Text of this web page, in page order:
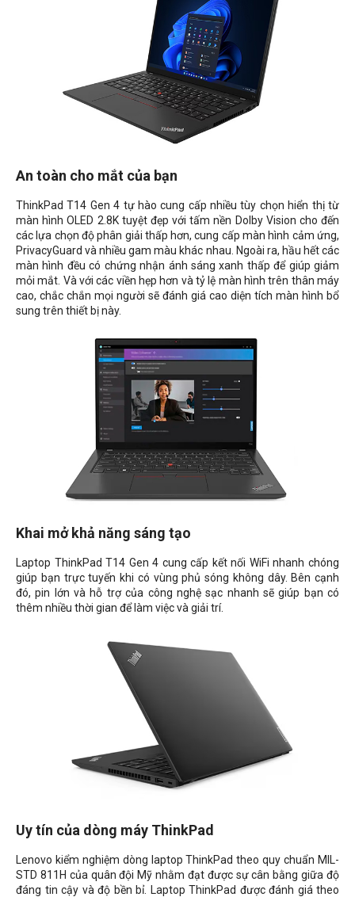
An toàn cho mắt của bạn
ThinkPad T14 Gen 4 tự hào cung cấp nhiều tùy chọn hiển thị từ
màn hình OLED 2.8K tuyệt đẹp với tấm nền Dolby Vision cho đến
các lựa chọn độ phân giải thấp hơn, cung cấp màn hình cảm ứng,
PrivacyGuard và nhiều gam màu khác nhau. Ngoài ra, hầu hết các
màn hình đều có chứng nhận ánh sáng xanh thấp để giúp giảm
mỏi mắt. Và với các viền hẹp hơn và tỷ lệ màn hình trên thân máy
cao, chắc chắn mọi người sẽ đánh giá cao diện tích màn hình bổ
sung trên thiết bị này.
Khai mở khả năng sáng tạo
Laptop ThinkPad T14 Gen 4 cung cấp kết nối WiFi nhanh chóng
giúp bạn trực tuyến khi có vùng phủ sóng không dây. Bên cạnh
đó, pin lớn và hỗ trợ của công nghệ sạc nhanh sẽ giúp bạn có
thêm nhiều thời gian để làm việc và giải trí.
Uy tín của dòng máy ThinkPad
Lenovo kiểm nghiệm dòng laptop ThinkPad theo quy chuẩn MIL-
STD 811H của quân đội Mỹ nhằm đạt được sự cân bằng giữa độ
đáng tin cậy và độ bền bỉ. Laptop ThinkPad được đánh giá theo